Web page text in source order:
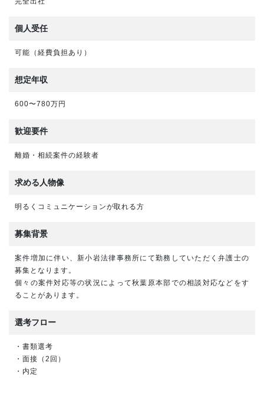
個人受任
可能（経費負担あり）
想定年収
600〜780万円
歓迎要件
離婚・相続案件の経験者
求める人物像
明るくコミュニケーションが取れる方
募集背景
案件増加に伴い、新小岩法律事務所にて勤務していただく弁護士の
募集となります。
個々の案件対応等の状況によって秋葉原本部での相談対応などをす
ることがあります。
選考フロー
・書類選考
・面接（2回）
・内定